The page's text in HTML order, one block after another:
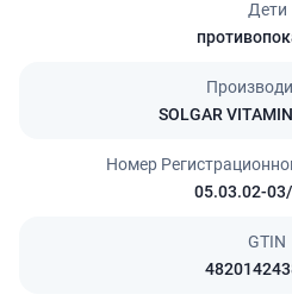
Дети
SOLGAR
Номер
05.03.02-
GTIN